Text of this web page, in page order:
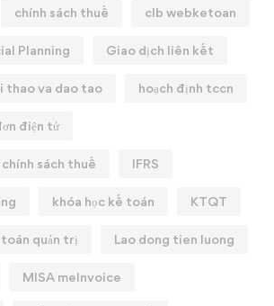
chính sách thuế clb webketoan
Planning Giao dịch liên kết
thao va dao tao hoạch định tccn
điện tử
chính sách thuế IFRS
khóa học kế toán KTQT
toán quản trị Lao dong tien luong
MISA meInvoice